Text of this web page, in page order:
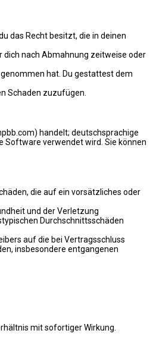
das Recht besitzt, die in deinen
dich nach Abmahnung zeitweise oder
hat. Du gestattest dem
Schaden zuzufügen.
handelt; deutschsprachige
Software verwendet wird. Sie können
die auf ein vorsätzliches oder
und der Verletzung
Durchschnittsschäden
auf die bei Vertragsschluss
insbesondere entgangenen
mit sofortiger Wirkung.